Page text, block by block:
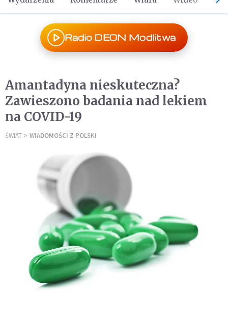
Radio DEON Modlitwa
Amantadyna nieskuteczna?
Zawieszono badania nad lekiem
na COVID-19
ŚWIAT WIADOMOŚCI Z POLSKI